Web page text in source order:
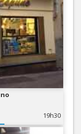
19h30